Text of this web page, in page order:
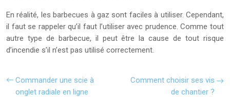
En réalité, les barbecues à gaz sont faciles à utiliser. Cependant,
il faut se rappeler qu’il faut l’utiliser avec prudence. Comme tout
autre type de barbecue, il peut être la cause de tout risque
d’incendie s’il n’est pas utilisé correctement.
Commander une scie à
onglet radiale en ligne
Comment choisir ses vis
de chantier ?